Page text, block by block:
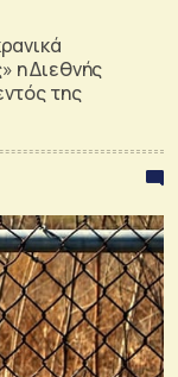
η Διεθνής
της